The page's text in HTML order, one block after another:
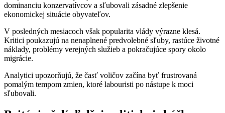
dominanciu konzervatívcov a sľubovali zásadné zlepšenie
ekonomickej situácie obyvateľov.
V posledných mesiacoch však popularita vlády výrazne klesá.
Kritici poukazujú na nenaplnené predvolebné sľuby, rastúce životné
náklady, problémy verejných služieb a pokračujúce spory okolo
migrácie.
Analytici upozorňujú, že časť voličov začína byť frustrovaná
pomalým tempom zmien, ktoré labouristi po nástupe k moci
sľubovali.